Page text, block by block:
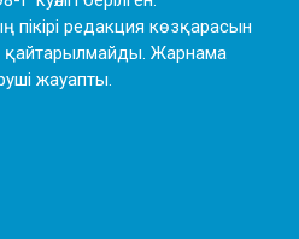
редакция көзқарасын
қайтарылмайды. Жарнама
жауапты.